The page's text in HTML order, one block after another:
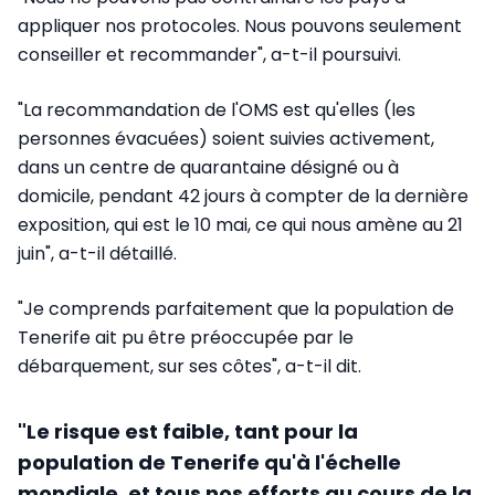
appliquer nos protocoles. Nous pouvons seulement
conseiller et recommander", a-t-il poursuivi.
"La recommandation de l'OMS est qu'elles (les
personnes évacuées) soient suivies activement,
dans un centre de quarantaine désigné ou à
domicile, pendant 42 jours à compter de la dernière
exposition, qui est le 10 mai, ce qui nous amène au 21
juin", a-t-il détaillé.
"Je comprends parfaitement que la population de
Tenerife ait pu être préoccupée par le
débarquement, sur ses côtes", a-t-il dit.
"Le risque est faible, tant pour la
population de Tenerife qu'à l'échelle